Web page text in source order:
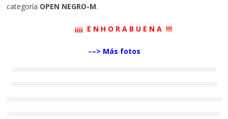
categoría OPEN NEGRO-M.
¡¡¡¡ E N H O R A B U E N A !!!
––> Más fotos